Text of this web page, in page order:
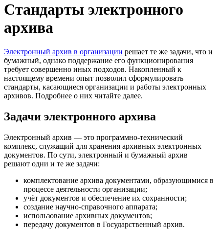
Стандарты электронного
архива
Электронный архив в организации решает те же задачи, что и
бумажный, однако поддержание его функционирования
требует совершенно иных подходов. Накопленный к
настоящему времени опыт позволил сформулировать
стандарты, касающиеся организации и работы электронных
архивов. Подробнее о них читайте далее.
Задачи электронного архива
Электронный архив — это программно-технический
комплекс, служащий для хранения архивных электронных
документов. По сути, электронный и бумажный архив
решают одни и те же задачи:
комплектование архива документами, образующимися в
процессе деятельности организации;
учёт документов и обеспечение их сохранности;
создание научно-справочного аппарата;
использование архивных документов;
передачу документов в Государственный архив.